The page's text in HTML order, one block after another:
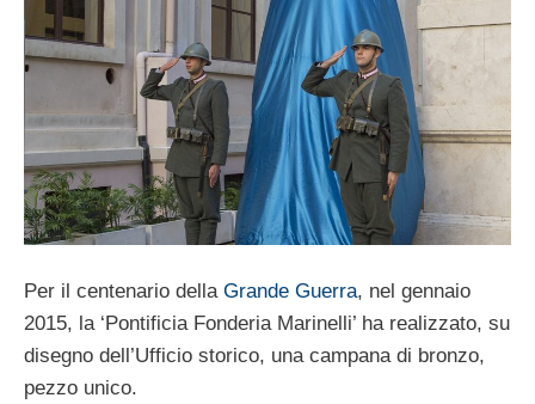
Per il centenario della Grande Guerra, nel gennaio
2015, la ‘Pontificia Fonderia Marinelli’ ha realizzato, su
disegno dell’Ufficio storico, una campana di bronzo,
pezzo unico.